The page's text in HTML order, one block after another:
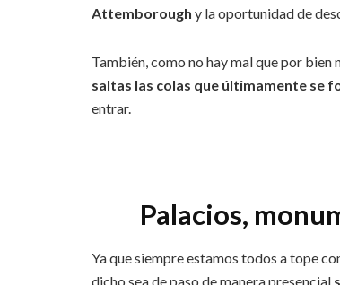
Attemborough y la oportunidad de
También, como no hay mal que por bien
saltas las colas que últimamente se
entrar.
Palacios,
Ya que siempre estamos todos a tope
dicho sea de paso de manera presencial